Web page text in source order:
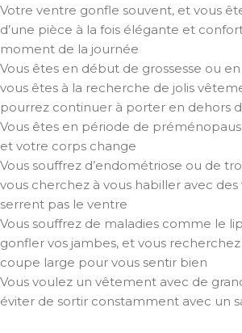
Votre ventre gonfle souvent, et vous
d’une pièce à la fois élégante et
moment de la journée
Vous êtes en début de grossesse ou
vous êtes à la recherche de jolis
pourrez continuer à porter en dehors
Vous êtes en période de
et votre corps change
Vous souffrez d’endométriose ou de
vous cherchez à vous habiller avec
serrent pas le ventre
Vous souffrez de maladies comme le
gonfler vos jambes, et vous
coupe large pour vous sentir bien
Vous voulez un vêtement avec de
éviter de sortir constamment avec un